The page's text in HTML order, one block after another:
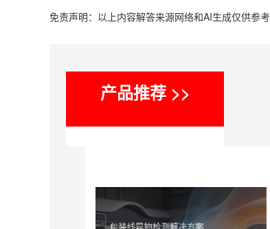
免责声明：以上内容解答来源网络和AI生成仅供参
产品推荐 >>